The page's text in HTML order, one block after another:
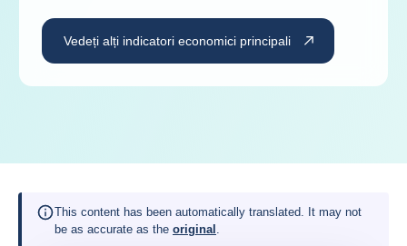
Vedeți alți indicatori economici principali
This content has been automatically translated. It may not
be as accurate as the original .